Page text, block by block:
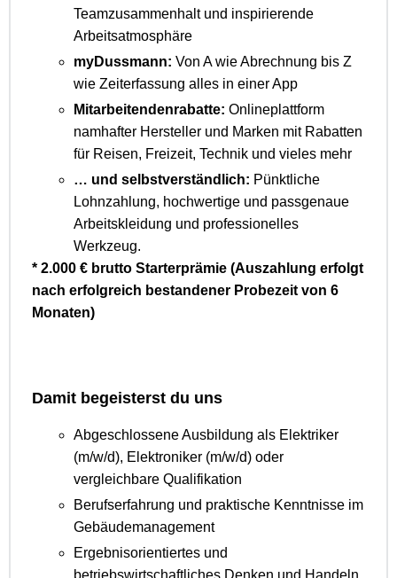
Teamzusammenhalt und inspirierende
Arbeitsatmosphäre
myDussmann: Von A wie Abrechnung bis Z
wie Zeiterfassung alles in einer App
Mitarbeitendenrabatte: Onlineplattform
namhafter Hersteller und Marken mit Rabatten
für Reisen, Freizeit, Technik und vieles mehr
… und selbstverständlich: Pünktliche
Lohnzahlung, hochwertige und passgenaue
Arbeitskleidung und professionelles
Werkzeug.
* 2.000 € brutto Starterprämie (Auszahlung erfolgt
nach erfolgreich bestandener Probezeit von 6
Monaten)
Damit begeisterst du uns
Abgeschlossene Ausbildung als Elektriker
(m/w/d), Elektroniker (m/w/d) oder
vergleichbare Qualifikation
Berufserfahrung und praktische Kenntnisse im
Gebäudemanagement
Ergebnisorientiertes und
betriebswirtschaftliches Denken und Handeln